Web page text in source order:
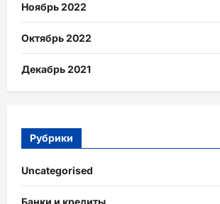
Ноябрь 2022
Октябрь 2022
Декабрь 2021
Рубрики
Uncategorised
Банки и кредиты